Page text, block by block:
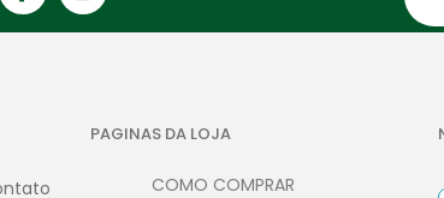
PAGINAS DA LOJA
COMO COMPRAR